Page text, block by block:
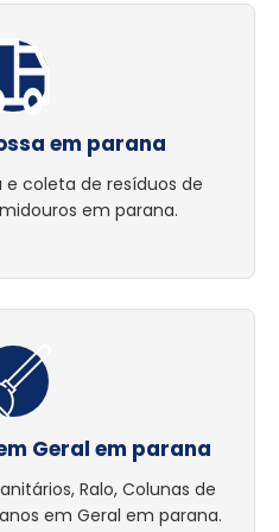
em parana
e coleta de resíduos de
em parana.
Geral em parana
Ralo, Colunas de
em Geral em parana.